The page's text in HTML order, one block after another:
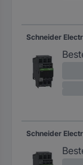
Schneider